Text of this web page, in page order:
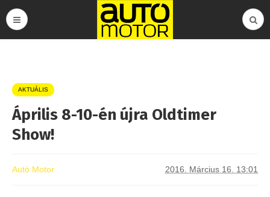
AKTUÁLIS
Április 8-10-én újra Oldtimer
Show!
Autó Motor 2016. Március 16. 13:01